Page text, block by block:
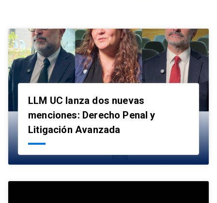
LLM UC lanza dos nuevas
menciones: Derecho Penal y
Litigación Avanzada